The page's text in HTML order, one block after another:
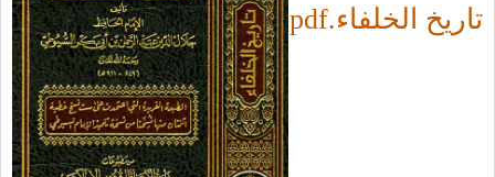
تاريخ الخلفاء.pdf